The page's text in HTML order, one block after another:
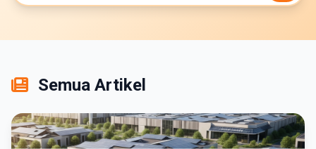
Semua Artikel